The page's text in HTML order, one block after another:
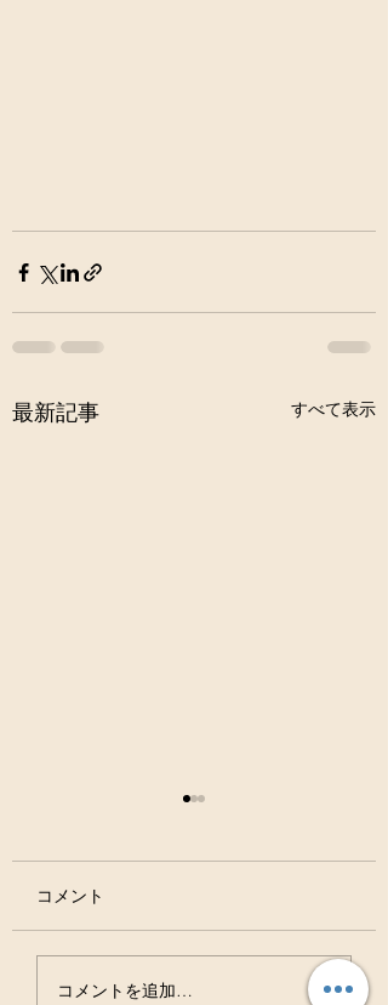
最新記事 すべて表示
虫歯は治る病気ですよ
コメント
コメントを追加…